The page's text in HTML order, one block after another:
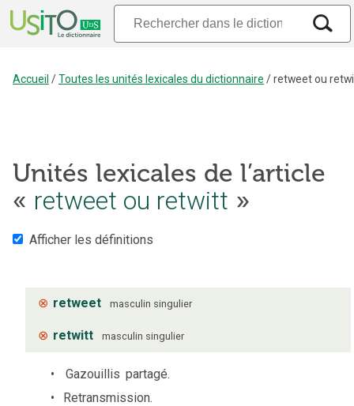
Accueil /Toutes les unités lexicales du dictionnaire /retweet ou
Unités lexicales de l’article
« retweet ou retwitt »
Afficher les définitions
⊗ retweet masculin singulier
⊗ retwitt masculin singulier
Gazouillis partagé.
Retransmission.